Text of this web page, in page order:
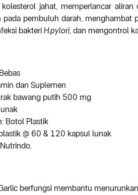
jahat, memperlancar
pada pembuluh darah, menghambat
bakteri H.pylori, dan mengontrol
dan Suplemen
bawang putih 500 mg
Botol Plastik
@ 60 & 120 kapsul lunak
berfungsi membantu